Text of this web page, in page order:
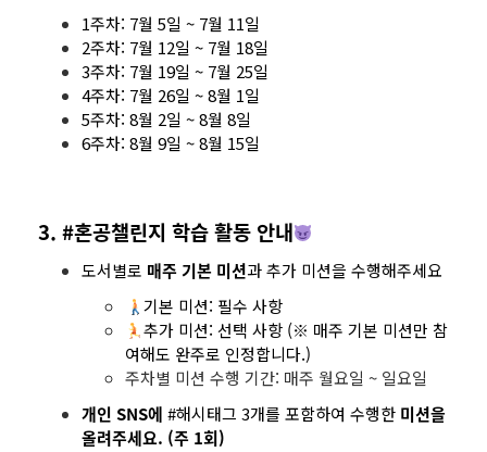
1주차: 7월 5일 ~ 7월 11일
2주차: 7월 12일 ~ 7월 18일
3주차: 7월 19일 ~ 7월 25일
4주차: 7월 26일 ~ 8월 1일
5주차: 8월 2일 ~ 8월 8일
6주차: 8월 9일 ~ 8월 15일
3. #혼공챌린지 학습 활동 안내
도서별로 매주 기본 미션과 추가 미션을 수행해주세요
기본 미션: 필수 사항
추가 미션: 선택 사항 (※ 매주 기본 미션만 참
여해도 완주로 인정합니다.)
주차별 미션 수행 기간: 매주 월요일 ~ 일요일
개인 SNS에 #해시태그 3개를 포함하여 수행한 미션을
올려주세요. (주 1회)